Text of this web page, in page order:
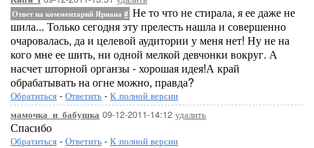
Ответ на комментарий Яриана # Не то что не стирала, я ее даже не
шила... Только сегодня эту прелесть нашла и совершенно
очаровалась, да и целевой аудитории у меня нет! Ну не на
кого мне ее шить, ни одной мелкой девчонки вокруг. А
насчет шторной органзы - хорошая идея!А край
обрабатывать на огне можно, правда?
Обратиться - Ответить - К полной версии
мамочка_и_бабушка 09-12-2011-14:12 удалить
Спасибо
Обратиться - Ответить - К полной версии